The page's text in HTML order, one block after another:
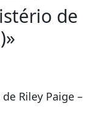
de
Riley Paige –